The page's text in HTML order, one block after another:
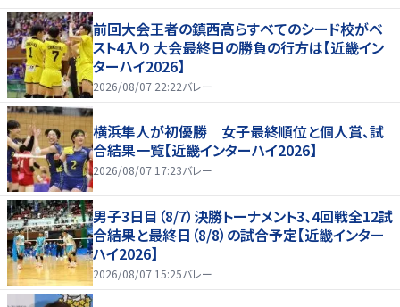
前回大会王者の鎮西高らすべてのシード校がベ
スト4入り 大会最終日の勝負の行方は【近畿イン
ターハイ2026】
2026/08/07 22:22バレー
横浜隼人が初優勝 女子最終順位と個人賞、試
合結果一覧【近畿インターハイ2026】
2026/08/07 17:23バレー
男子3日目（8/7）決勝トーナメント3、4回戦全12試
合結果と最終日（8/8）の試合予定【近畿インター
ハイ2026】
2026/08/07 15:25バレー